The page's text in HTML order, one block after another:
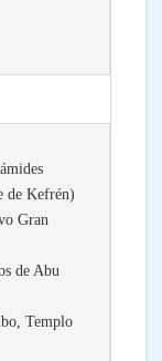
de Kefrén)
Gran
de Abu
Templo